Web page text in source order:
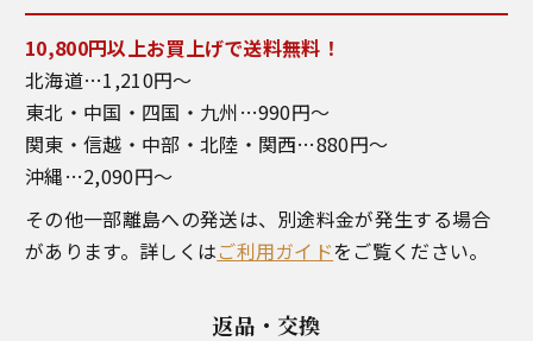
10,800円以上お買上げで送料無料！
北海道…1,210円～
東北・中国・四国・九州…990円～
関東・信越・中部・北陸・関西…880円～
沖縄…2,090円～
その他一部離島への発送は、別途料金が発生する場合
があります。詳しくはご利用ガイドをご覧ください。
返品・交換